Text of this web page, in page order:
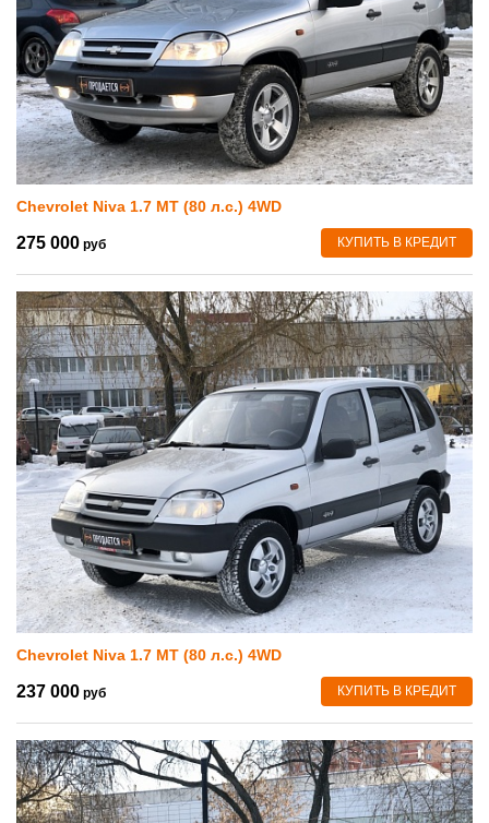
Chevrolet Niva 1.7 MT (80 л.с.) 4WD
275 000 руб КУПИТЬ В КРЕДИТ
Chevrolet Niva 1.7 MT (80 л.с.) 4WD
237 000 руб КУПИТЬ В КРЕДИТ